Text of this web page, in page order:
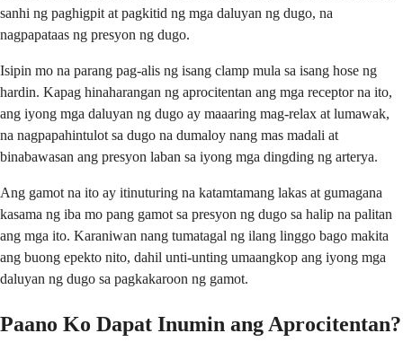
sanhi ng paghigpit at pagkitid ng mga daluyan ng dugo, na
nagpapataas ng presyon ng dugo.
Isipin mo na parang pag-alis ng isang clamp mula sa isang hose ng
hardin. Kapag hinaharangan ng aprocitentan ang mga receptor na ito,
ang iyong mga daluyan ng dugo ay maaaring mag-relax at lumawak,
na nagpapahintulot sa dugo na dumaloy nang mas madali at
binabawasan ang presyon laban sa iyong mga dingding ng arterya.
Ang gamot na ito ay itinuturing na katamtamang lakas at gumagana
kasama ng iba mo pang gamot sa presyon ng dugo sa halip na palitan
ang mga ito. Karaniwan nang tumatagal ng ilang linggo bago makita
ang buong epekto nito, dahil unti-unting umaangkop ang iyong mga
daluyan ng dugo sa pagkakaroon ng gamot.
Paano Ko Dapat Inumin ang Aprocitentan?